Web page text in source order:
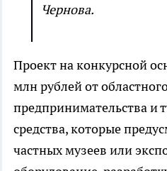
Чернова.
Проект на конкурсной
млн рублей от
предпринимательства и
средства, которые
частных музеев или